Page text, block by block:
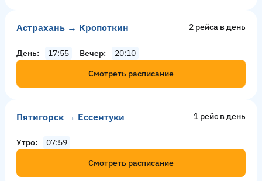
Астрахань → Кропоткин 2 рейсa в день
День 17:55 Вечер
20:10
Смотреть расписание
Пятигорск → Ессентуки 1 рейс в день
Утро
07:59
Смотреть расписание